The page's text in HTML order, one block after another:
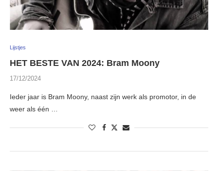
Lijstjes
HET BESTE VAN 2024: Bram Moony
17/12/2024
Ieder jaar is Bram Moony, naast zijn werk als promotor, in de
weer als één …